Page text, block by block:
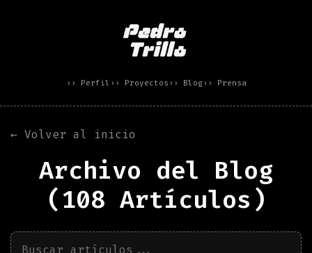
›› Perfil ›› Proyectos ›› Blog ›› Prensa
← Volver al inicio
Archivo del Blog
(108 Artículos)